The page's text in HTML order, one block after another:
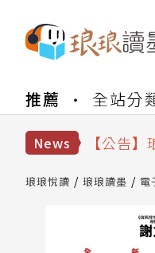
推薦 全站分
News
【公告
【公告
【公告】
琅琅悅讀 琅琅讀墨 電